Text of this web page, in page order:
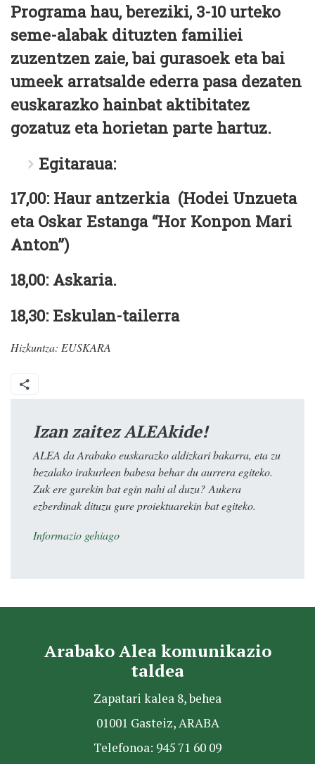
Programa hau, bereziki, 3-10 urteko
seme-alabak dituzten familiei
zuzentzen zaie, bai gurasoek eta bai
umeek arratsalde ederra pasa dezaten
euskarazko hainbat aktibitatez
gozatuz eta horietan parte hartuz.
Egitaraua:
17,00: Haur antzerkia (Hodei Unzueta
eta Oskar Estanga “Hor Konpon Mari
Anton”)
18,00: Askaria.
18,30: Eskulan-tailerra
Hizkuntza: EUSKARA
Izan zaitez ALEAkide!
ALEA da Arabako euskarazko aldizkari bakarra, eta zu
bezalako irakurleen babesa behar du aurrera egiteko.
Zuk ere gurekin bat egin nahi al duzu? Aukera
ezberdinak dituzu gure proiektuarekin bat egiteko.
Informazio gehiago
Arabako Alea komunikazio
taldea
Zapatari kalea 8, behea
01001 Gasteiz, ARABA
Telefonoa: 945 71 60 09